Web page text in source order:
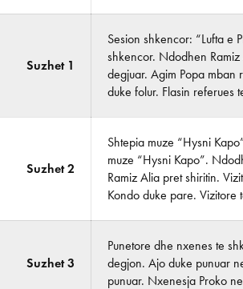
Suzhet 1
Sesion shkencor: “Lufta e
shkencor. Ndodhen
degjuar. Agim Popa mban
duke folur. Flasin referues
Suzhet 2
Shtepia muze “Hysni
muze “Hysni Kapo”.
Ramiz Alia pret shiritin.
Kondo duke pare. Vizitore
Suzhet 3
Punetore dhe nxenes te
degjon. Ajo duke punuar
punuar. Nxenesja Proko